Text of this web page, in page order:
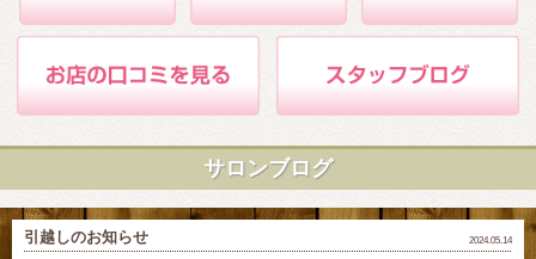
サロンブログ
2024.05.14
引越しのお知らせ